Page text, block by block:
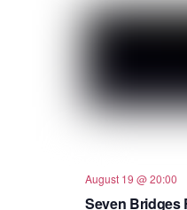
Seven Bridges
August 19 @ 20:00